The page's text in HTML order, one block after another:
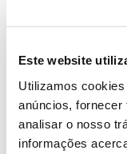
Este website
Utilizamos
anúncios, fornecer
analisar o nosso
informações
dedicam à sua
incentivando a
processos de
metodologia
ameaçadas e os